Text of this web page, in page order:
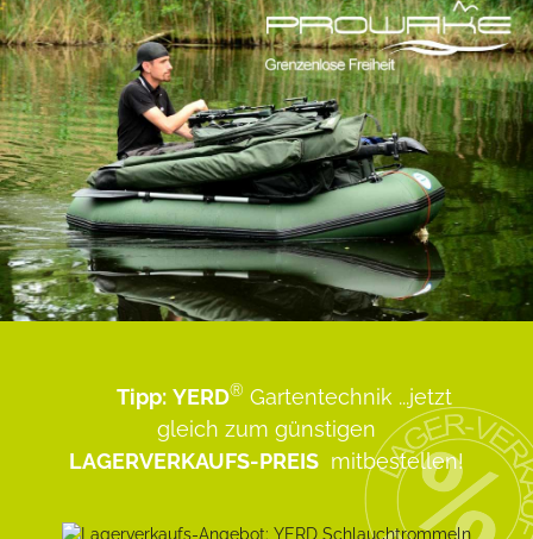
Tipp: YERD® Gartentechnik ...jetzt
gleich zum günstigen
LAGERVERKAUFS-PREIS mitbestellen!